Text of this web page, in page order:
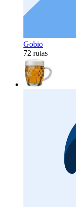
Gobio
72 rutas